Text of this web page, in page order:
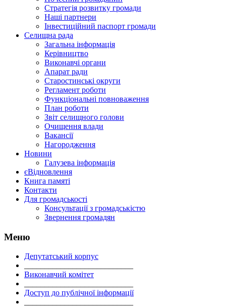
Стратегія розвитку громади
Наші партнери
Інвестиційний паспорт громади
Селищна рада
Загальна інформація
Керівництво
Виконавчі органи
Апарат ради
Старостинські округи
Регламент роботи
Функціональні повноваження
План роботи
Звіт селищного голови
Очищення влади
Вакансії
Нагородження
Новини
Галузева інформація
єВідновлення
Книга памяті
Контакти
Для громадськості
Консультації з громадськістю
Звернення громадян
Меню
Депутатський корпус
Виконавчий комітет
Доступ до публічної інформації